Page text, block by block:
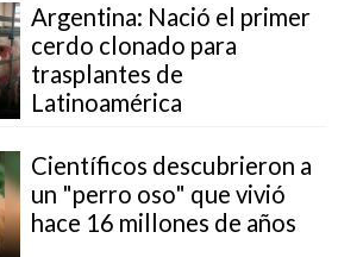
Argentina: Nació el primer
cerdo clonado para
trasplantes de
Latinoamérica
Científicos descubrieron a
un "perro oso" que vivió
hace 16 millones de años